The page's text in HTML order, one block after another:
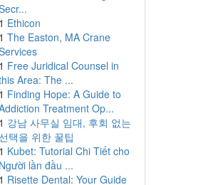
1 Ethicon
1 The Easton, MA Crane
1 Free Juridical Counsel in
Area: The ...
1 Finding Hope: A Guide to
Treatment Op...
1 강남 사무실 임대, 후회 없는
선택을 위한 꿀팁
1 Kubet: Tutorial Chi Tiết cho
Người lần đầu ...
1 Risette Dental: Your Guide